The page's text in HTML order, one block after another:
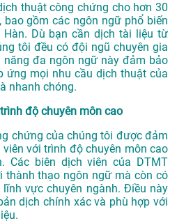
thuật công chứng cho hơn 30
bao gồm các ngôn ngữ phổ biến
Hàn. Dù bạn cần dịch tài liệu từ
tôi đều có đội ngũ chuyên gia
năng đa ngôn ngữ này đảm bảo
ứng mọi nhu cầu dịch thuật của
nhanh chóng.
độ chuyên môn cao
chứng của chúng tôi được đảm
với trình độ chuyên môn cao
Các biên dịch viên của DTMT
thành thạo ngôn ngữ mà còn có
vực chuyên ngành. Điều này
dịch chính xác và phù hợp với